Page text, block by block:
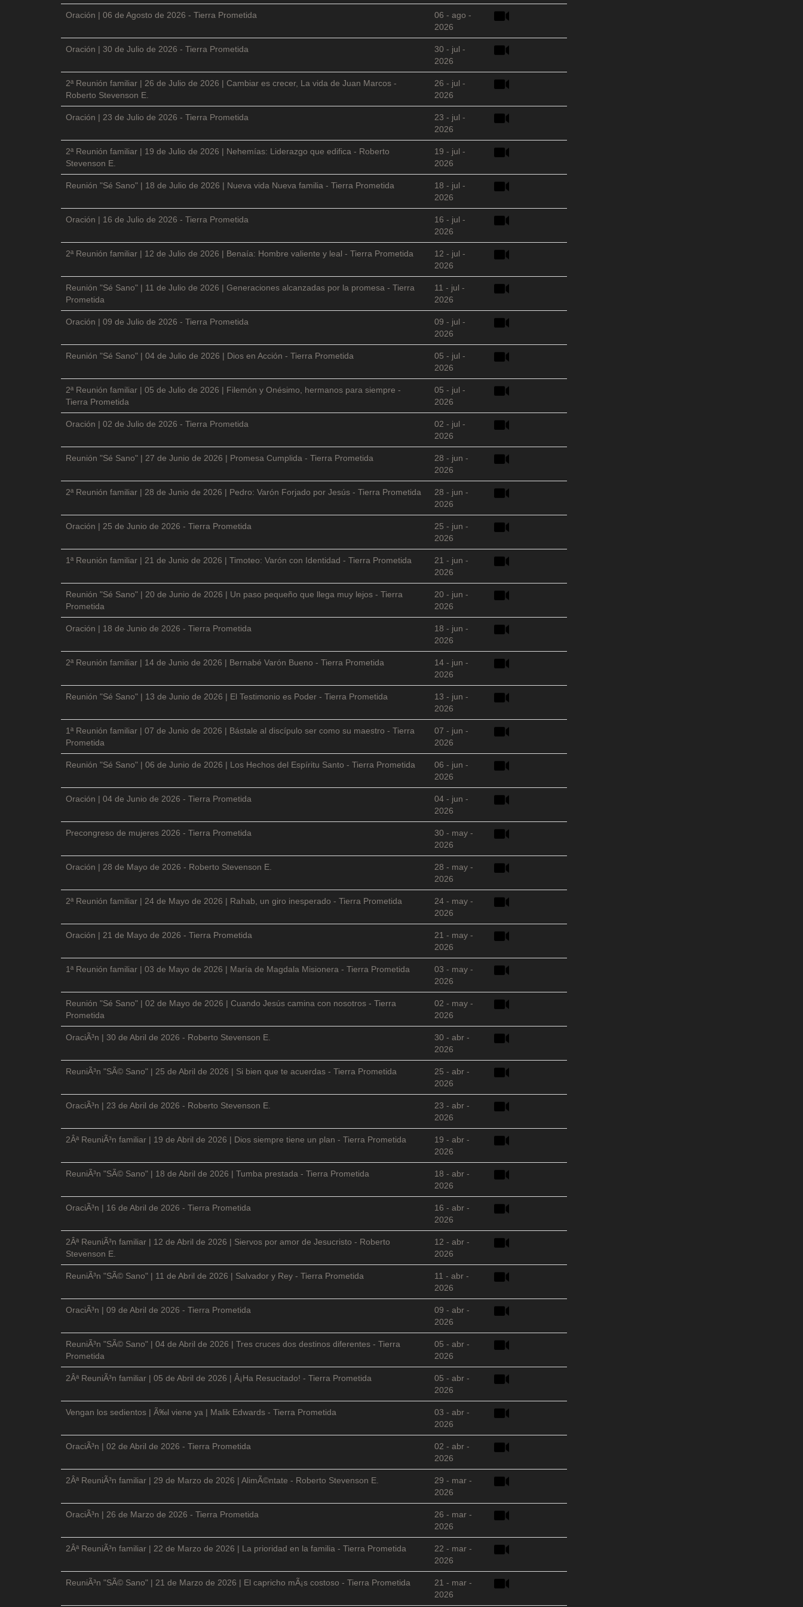
Oración | 06 de Agosto de 2026 - Tierra Prometida
06 - ago -
2026
Oración | 30 de Julio de 2026 - Tierra Prometida
30 - jul -
2026
2ª Reunión familiar | 26 de Julio de 2026 | Cambiar es crecer, La vida de Juan Marcos -
Roberto Stevenson E.
26 - jul -
2026
Oración | 23 de Julio de 2026 - Tierra Prometida
23 - jul -
2026
2ª Reunión familiar | 19 de Julio de 2026 | Nehemías: Liderazgo que edifica - Roberto
Stevenson E.
19 - jul -
2026
Reunión "Sé Sano" | 18 de Julio de 2026 | Nueva vida Nueva familia - Tierra Prometida
18 - jul -
2026
Oración | 16 de Julio de 2026 - Tierra Prometida
16 - jul -
2026
2ª Reunión familiar | 12 de Julio de 2026 | Benaía: Hombre valiente y leal - Tierra Prometida
12 - jul -
2026
Reunión "Sé Sano" | 11 de Julio de 2026 | Generaciones alcanzadas por la promesa - Tierra
Prometida
11 - jul -
2026
Oración | 09 de Julio de 2026 - Tierra Prometida
09 - jul -
2026
Reunión "Sé Sano" | 04 de Julio de 2026 | Dios en Acción - Tierra Prometida
05 - jul -
2026
2ª Reunión familiar | 05 de Julio de 2026 | Filemón y Onésimo, hermanos para siempre -
Tierra Prometida
05 - jul -
2026
Oración | 02 de Julio de 2026 - Tierra Prometida
02 - jul -
2026
Reunión "Sé Sano" | 27 de Junio de 2026 | Promesa Cumplida - Tierra Prometida
28 - jun -
2026
2ª Reunión familiar | 28 de Junio de 2026 | Pedro: Varón Forjado por Jesús - Tierra Prometida
28 - jun -
2026
Oración | 25 de Junio de 2026 - Tierra Prometida
25 - jun -
2026
1ª Reunión familiar | 21 de Junio de 2026 | Timoteo: Varón con Identidad - Tierra Prometida
21 - jun -
2026
Reunión "Sé Sano" | 20 de Junio de 2026 | Un paso pequeño que llega muy lejos - Tierra
Prometida
20 - jun -
2026
Oración | 18 de Junio de 2026 - Tierra Prometida
18 - jun -
2026
2ª Reunión familiar | 14 de Junio de 2026 | Bernabé Varón Bueno - Tierra Prometida
14 - jun -
2026
Reunión "Sé Sano" | 13 de Junio de 2026 | El Testimonio es Poder - Tierra Prometida
13 - jun -
2026
1ª Reunión familiar | 07 de Junio de 2026 | Bástale al discípulo ser como su maestro - Tierra
Prometida
07 - jun -
2026
Reunión "Sé Sano" | 06 de Junio de 2026 | Los Hechos del Espíritu Santo - Tierra Prometida
06 - jun -
2026
Oración | 04 de Junio de 2026 - Tierra Prometida
04 - jun -
2026
Precongreso de mujeres 2026 - Tierra Prometida
30 - may -
2026
Oración | 28 de Mayo de 2026 - Roberto Stevenson E.
28 - may -
2026
2ª Reunión familiar | 24 de Mayo de 2026 | Rahab, un giro inesperado - Tierra Prometida
24 - may -
2026
Oración | 21 de Mayo de 2026 - Tierra Prometida
21 - may -
2026
1ª Reunión familiar | 03 de Mayo de 2026 | María de Magdala Misionera - Tierra Prometida
03 - may -
2026
Reunión "Sé Sano" | 02 de Mayo de 2026 | Cuando Jesús camina con nosotros - Tierra
Prometida
02 - may -
2026
OraciÃ³n | 30 de Abril de 2026 - Roberto Stevenson E.
30 - abr -
2026
ReuniÃ³n "SÃ© Sano" | 25 de Abril de 2026 | Si bien que te acuerdas - Tierra Prometida
25 - abr -
2026
OraciÃ³n | 23 de Abril de 2026 - Roberto Stevenson E.
23 - abr -
2026
2Âª ReuniÃ³n familiar | 19 de Abril de 2026 | Dios siempre tiene un plan - Tierra Prometida
19 - abr -
2026
ReuniÃ³n "SÃ© Sano" | 18 de Abril de 2026 | Tumba prestada - Tierra Prometida
18 - abr -
2026
OraciÃ³n | 16 de Abril de 2026 - Tierra Prometida
16 - abr -
2026
2Âª ReuniÃ³n familiar | 12 de Abril de 2026 | Siervos por amor de Jesucristo - Roberto
Stevenson E.
12 - abr -
2026
ReuniÃ³n "SÃ© Sano" | 11 de Abril de 2026 | Salvador y Rey - Tierra Prometida
11 - abr -
2026
OraciÃ³n | 09 de Abril de 2026 - Tierra Prometida
09 - abr -
2026
ReuniÃ³n "SÃ© Sano" | 04 de Abril de 2026 | Tres cruces dos destinos diferentes - Tierra
Prometida
05 - abr -
2026
2Âª ReuniÃ³n familiar | 05 de Abril de 2026 | Â¡Ha Resucitado! - Tierra Prometida
05 - abr -
2026
Vengan los sedientos | Ã‰l viene ya | Malik Edwards - Tierra Prometida
03 - abr -
2026
OraciÃ³n | 02 de Abril de 2026 - Tierra Prometida
02 - abr -
2026
2Âª ReuniÃ³n familiar | 29 de Marzo de 2026 | AlimÃ©ntate - Roberto Stevenson E.
29 - mar -
2026
OraciÃ³n | 26 de Marzo de 2026 - Tierra Prometida
26 - mar -
2026
2Âª ReuniÃ³n familiar | 22 de Marzo de 2026 | La prioridad en la familia - Tierra Prometida
22 - mar -
2026
ReuniÃ³n "SÃ© Sano" | 21 de Marzo de 2026 | El capricho mÃ¡s costoso - Tierra Prometida
21 - mar -
2026